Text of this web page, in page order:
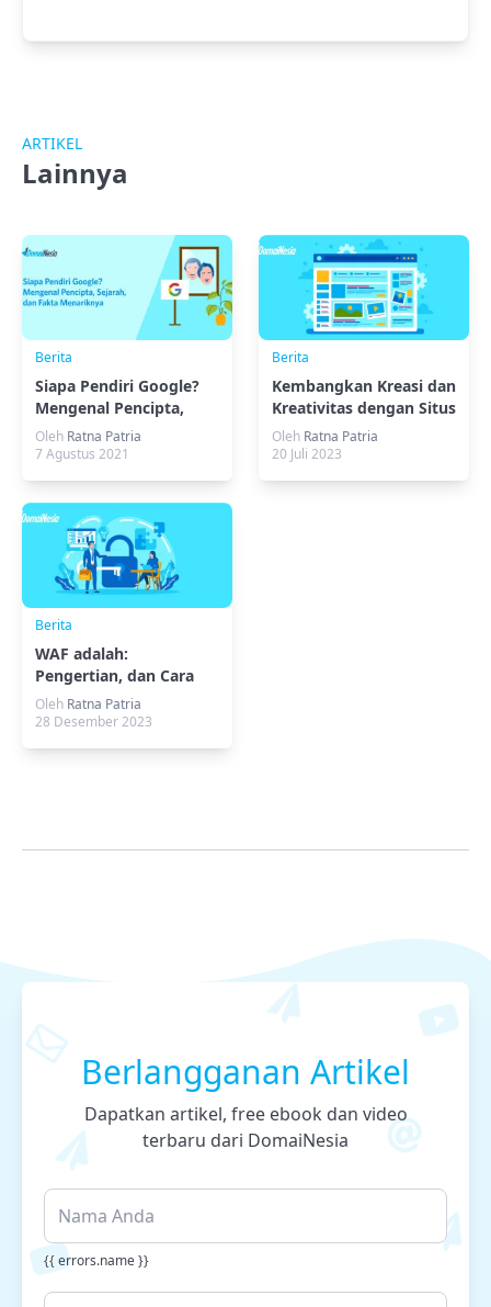
ARTIKEL
Lainnya
Berita
Siapa Pendiri Google?
Mengenal Pencipta,
Sejarah dan Fakta
Menariknya
Oleh Ratna Patria
7 Agustus 2021
Berita
Kembangkan Kreasi dan
Kreativitas dengan Situs
Gambar Gratis
Oleh Ratna Patria
20 Juli 2023
Berita
WAF adalah:
Pengertian, dan Cara
kerja untuk Website
Kamu!
Oleh Ratna Patria
28 Desember 2023
Berlangganan Artikel
Dapatkan artikel, free ebook dan video
terbaru dari DomaiNesia
{{ errors.name }}